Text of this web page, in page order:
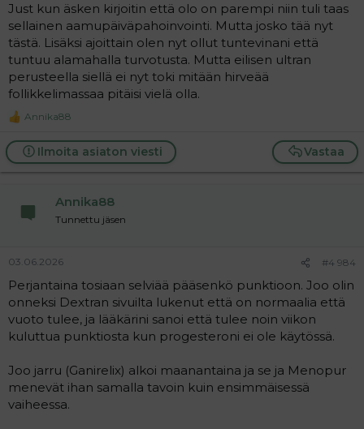
Just kun äsken kirjoitin että olo on parempi niin tuli taas
sellainen aamupäiväpahoinvointi. Mutta josko tää nyt
tästä. Lisäksi ajoittain olen nyt ollut tuntevinani että
tuntuu alamahalla turvotusta. Mutta eilisen ultran
perusteella siellä ei nyt toki mitään hirveää
follikkelimassaa pitäisi vielä olla.
R
a
c
t
Annika88
Vastaa
Ilmoita asiaton viesti
Annika88
Tunnettu jäsen
03.06.2026 #4 984
Perjantaina tosiaan selviää pääsenkö punktioon. Joo olin
onneksi Dextran sivuilta lukenut että on normaalia että
vuoto tulee, ja lääkärini sanoi että tulee noin viikon
kuluttua punktiosta kun progesteroni ei ole käytössä.
Joo jarru (Ganirelix) alkoi maanantaina ja se ja Menopur
menevät ihan samalla tavoin kuin ensimmäisessä
vaiheessa.